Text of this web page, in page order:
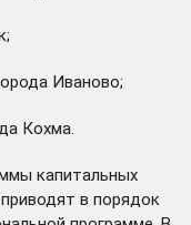
Иваново;
Кохма.
капитальных
приводят в порядок